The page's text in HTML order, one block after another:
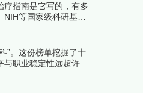
疗指南是它写的，有多
等国家级科研基金
跟着榜中榜编辑一起
”。这份榜单挖掘了十
职业稳定性远超许多
单吧！